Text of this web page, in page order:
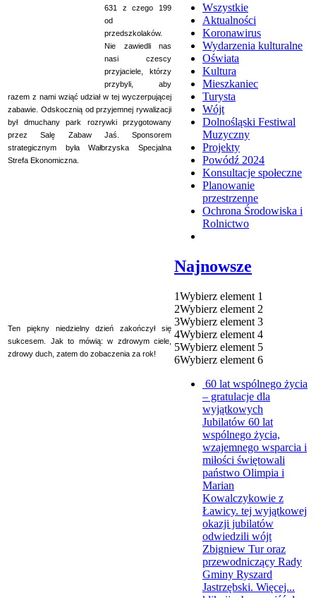
631 z czego 199
od
przedszkolaków.
Nie zawiedli nas
nasi czescy
przyjaciele, którzy
przybyli, aby
razem z nami wziąć udział w tej wyczerpującej
zabawie. Odskocznią od przyjemnej rywalizacji
był dmuchany park rozrywki przygotowany
przez Salę Zabaw Jaś. Sponsorem
strategicznym była Wałbrzyska Specjalna
Strefa Ekonomiczna.
Ten piękny niedzielny dzień zakończył się
sukcesem. Jak to mówią: w zdrowym ciele,
zdrowy duch, zatem do zobaczenia za rok!
Wszystkie
Aktualności
Koronawirus
Wydarzenia kulturalne
Oświata
Kultura
Mieszkaniec
Turysta
Wójt
Dolnośląski Festiwal
Muzyczny
Projekty
Powódź 2024
Konsultacje społeczne
Planowanie
przestrzenne
Ochrona Środowiska i
Rolnictwo
Najnowsze
1Wybierz element 1
2Wybierz element 2
3Wybierz element 3
4Wybierz element 4
5Wybierz element 5
6Wybierz element 6
60 lat wspólnego życia
– gratulacje dla
wyjątkowych
Jubilatów 60 lat
wspólnego życia,
wzajemnego wsparcia i
miłości świętowali
państwo Olimpia i
Marian
Kowalczykowie z
Ławicy. tej wyjątkowej
okazji jubilatów
odwiedzili wójt
Zbigniew Tur oraz
przewodniczący Rady
Gminy Ryszard
Jastrzębski. Więcej...